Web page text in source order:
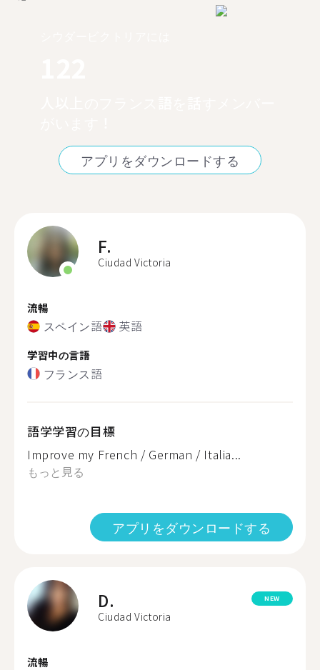
アプリをダウンロードする
F.
Ciudad Victoria
流暢
スペイン語 英語
学習中の言語
フランス語
語学学習の目標
Improve my French / German / Italia...
もっと見る
アプリをダウンロードする
D.
Ciudad Victoria
NEW
流暢